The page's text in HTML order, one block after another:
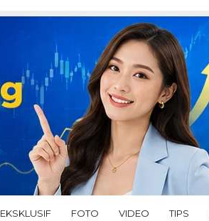
EKSKLUSIF FOTO VIDEO TIPS